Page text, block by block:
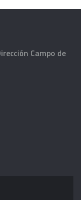
Campo de